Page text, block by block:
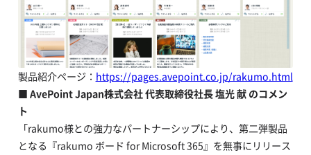
製品紹介ページ： https://pages.avepoint.co.jp/rakumo.html
■ AvePoint Japan株式会社 代表取締役社長 塩光 献 のコメン
ト
「rakumo様との強力なパートナーシップにより、第二弾製品
となる『rakumo ボード for Microsoft 365』を無事にリリース